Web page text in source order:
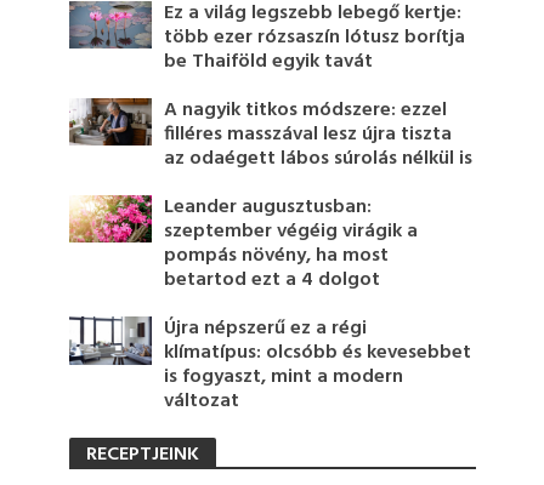
Ez a világ legszebb lebegő kertje:
több ezer rózsaszín lótusz borítja
be Thaiföld egyik tavát
A nagyik titkos módszere: ezzel
filléres masszával lesz újra tiszta
az odaégett lábos súrolás nélkül is
Leander augusztusban:
szeptember végéig virágik a
pompás növény, ha most
betartod ezt a 4 dolgot
Újra népszerű ez a régi
klímatípus: olcsóbb és kevesebbet
is fogyaszt, mint a modern
változat
RECEPTJEINK